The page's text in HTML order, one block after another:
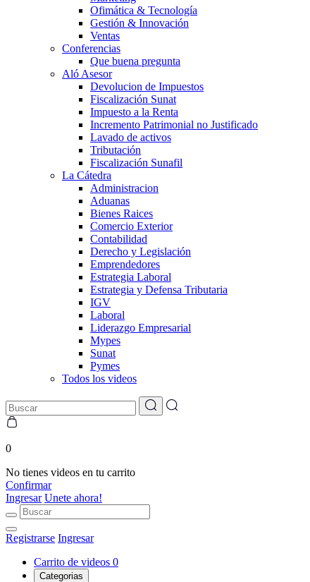
Ofimática & Tecnología
Gestión & Innovación
Ventas
Conferencias
Que buena pregunta
Aló Asesor
Devolucion de Impuestos
Fiscalización Sunat
Impuesto a la Renta
Incremento Patrimonial no Justificado
Lavado de activos
Tributación
Fiscalización Sunafil
La Cátedra
Administracion
Aduanas
Bienes Raices
Comercio Exterior
Contabilidad
Derecho y Legislación
Emprendedores
Estrategia Laboral
Estrategia y Defensa Tributaria
IGV
Laboral
Liderazgo Empresarial
Mypes
Sunat
Pymes
Todos los videos
0
No tienes videos en tu carrito
Confirmar
Ingresar Unete ahora!
Registrarse Ingresar
Carrito de videos 0
Categorias